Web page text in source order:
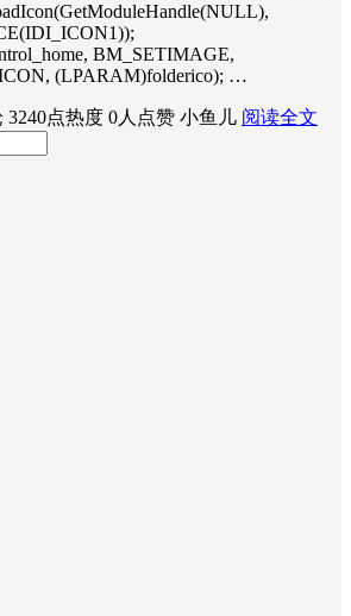
BM_SETIMAGE,
(LPARAM)folderico); …
3240点热度 0人点赞 小鱼儿 阅读全文